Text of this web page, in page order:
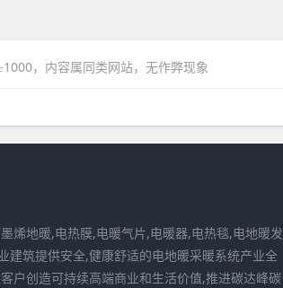
，内容属同类网站，无作弊现象
烯地暖,电热膜,电暖气片,电暖器,电热毯,电地暖发
建筑提供安全,健康舒适的电地暖采暖系统产业全
户创造可持续高端商业和生活价值,推进碳达峰碳